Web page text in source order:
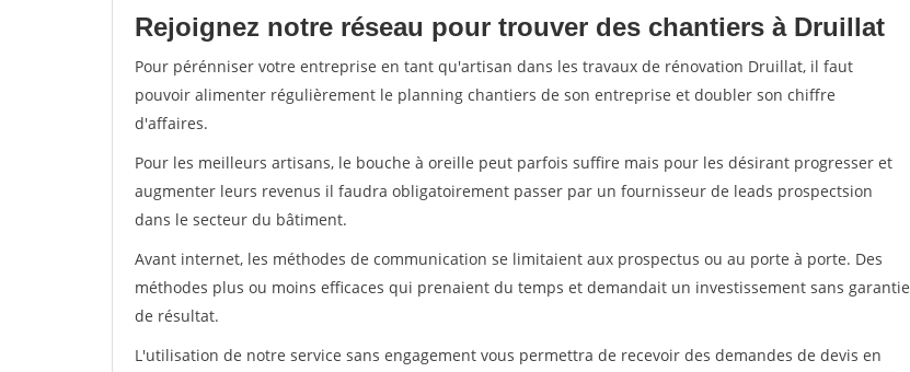
Rejoignez notre réseau pour trouver des chantiers à Druillat
Pour pérénniser votre entreprise en tant qu'artisan dans les travaux de rénovation Druillat, il faut
pouvoir alimenter régulièrement le planning chantiers de son entreprise et doubler son chiffre
d'affaires.
Pour les meilleurs artisans, le bouche à oreille peut parfois suffire mais pour les désirant progresser et
augmenter leurs revenus il faudra obligatoirement passer par un fournisseur de leads prospectsion
dans le secteur du bâtiment.
Avant internet, les méthodes de communication se limitaient aux prospectus ou au porte à porte. Des
méthodes plus ou moins efficaces qui prenaient du temps et demandait un investissement sans garantie
de résultat.
L'utilisation de notre service sans engagement vous permettra de recevoir des demandes de devis en